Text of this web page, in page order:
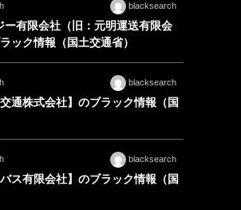
blacksearch
ー有限会社（旧：元明運送有限会
ック情報（国土交通省）
blacksearch
交通株式会社】のブラック情報（国
blacksearch
バス有限会社】のブラック情報（国